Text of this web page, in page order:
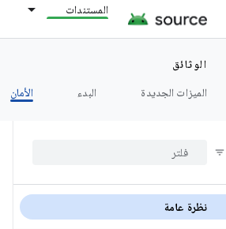
المستندات
الوثائق
الميزات الجديدة
البدء الأمان
نظرة عامة